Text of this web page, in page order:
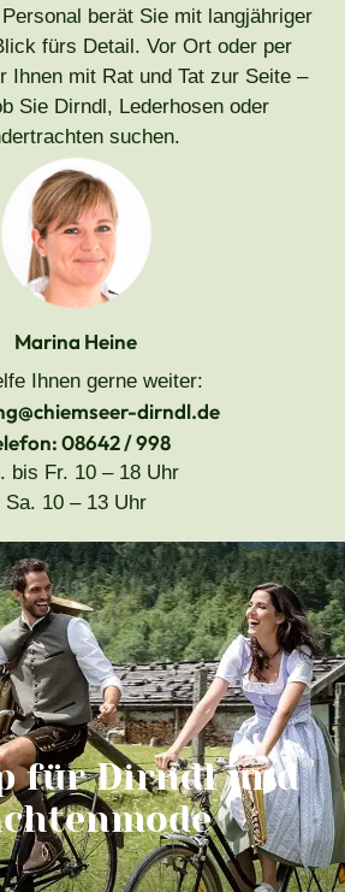
berät Sie mit langjähriger
fürs Detail. Vor Ort oder per
Ihnen mit Rat und Tat zur Seite –
Sie Dirndl, Lederhosen oder
suchen.
Marina Heine
Ihnen gerne weiter:
dirndl.de
08642 / 998
bis Fr. 10 – 18 Uhr
Sa. 10 – 13 Uhr
für Dirndl und